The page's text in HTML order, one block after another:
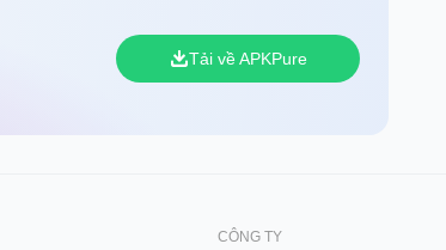
Tải về APKPure
CÔNG TY